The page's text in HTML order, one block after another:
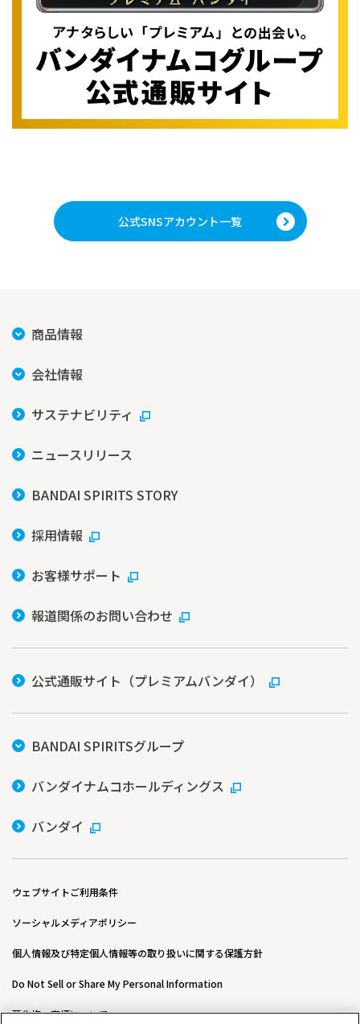
公式SNSアカウント一覧
商品情報
会社情報
サステナビリティ
ニュースリリース
BANDAI SPIRITS STORY
採用情報
お客様サポート
報道関係のお問い合わせ
公式通販サイト（プレミアムバンダイ）
BANDAI SPIRITSグループ
バンダイナムコホールディングス
バンダイ
ウェブサイトご利用条件
ソーシャルメディアポリシー
個人情報及び特定個人情報等の取り扱いに関する保護方針
Do Not Sell or Share My Personal Information
著作権・商標について